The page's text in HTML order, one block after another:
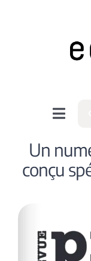
Accueil
Intéressés
Un
conçu